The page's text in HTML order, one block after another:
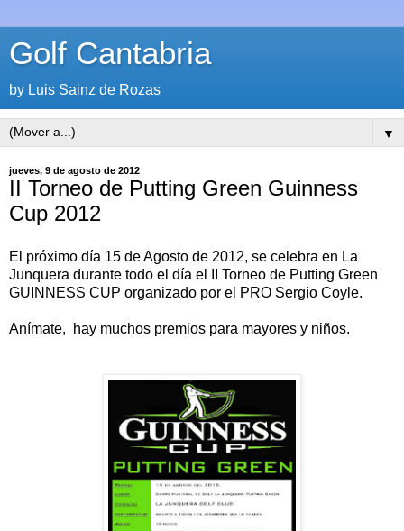
Golf Cantabria
by Luis Sainz de Rozas
▼
jueves, 9 de agosto de 2012
II Torneo de Putting Green Guinness
Cup 2012
El próximo día 15 de Agosto de 2012, se celebra en La
Junquera durante todo el día el II Torneo de Putting Green
GUINNESS CUP organizado por el PRO Sergio Coyle.
Anímate, hay muchos premios para mayores y niños.